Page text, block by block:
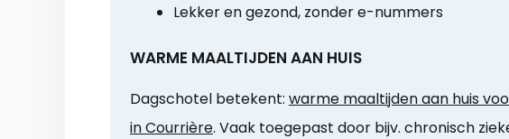
Lekker en gezond, zonder e-nummers
WARME MAALTIJDEN AAN HUIS
Dagschotel betekent: warme maaltijden aan huis
in Courrière. Vaak toegepast door bijv. chronisch